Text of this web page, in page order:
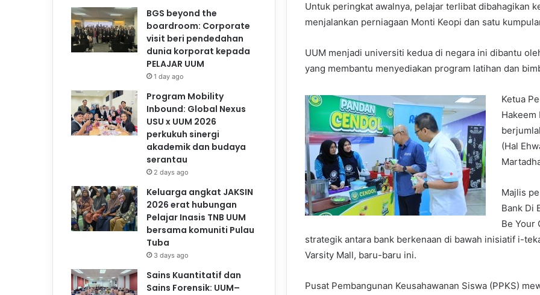
Untuk peringkat awalnya, pelajar terlibat dibahagikan
menjalankan perniagaan Monti Keopi dan satu
UUM menjadi universiti kedua di negara ini dibantu
yang membantu menyediakan program latihan dan
Ketua
Hakeem
(Hal
Majlis
Bank Di
Be Your
strategik antara bank berkenaan di bawah inisiatif i-
Varsity Mall, baru-baru ini.
Pusat Pembangunan Keusahawanan Siswa (PPKS)
BGS beyond the
boardroom: Corporate
visit beri pendedahan
dunia korporat kepada
PELAJAR UUM
1 day ago
Program Mobility
Inbound: Global Nexus
USU x UUM 2026
perkukuh sinergi
akademik dan budaya
serantau
2 days ago
Keluarga angkat JAKSIN
2026 erat hubungan
Pelajar Inasis TNB UUM
bersama komuniti Pulau
Tuba
3 days ago
Sains Kuantitatif dan
Sains Forensik: UUM–